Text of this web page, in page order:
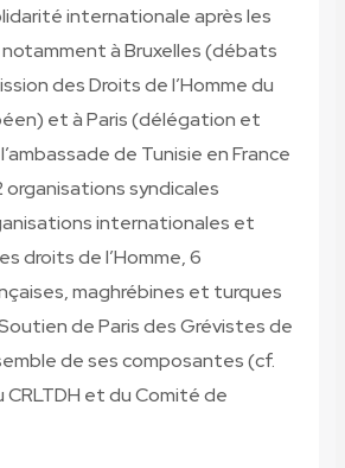
internationale après les
à Bruxelles (débats
des Droits de l’Homme du
et à Paris (délégation et
de Tunisie en France
organisations syndicales
internationales et
droits de l’Homme, 6
maghrébines et turques
de Paris des Grévistes de
de ses composantes (cf.
CRLTDH et du Comité de